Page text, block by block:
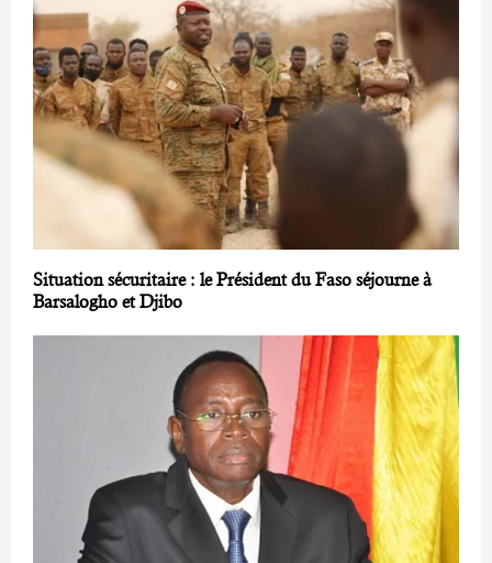
Situation sécuritaire : le Président du Faso séjourne à
Barsalogho et Djibo